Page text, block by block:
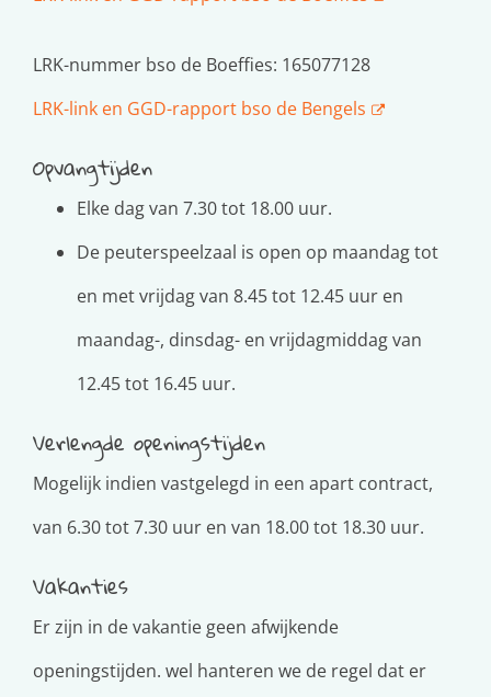
LRK-nummer bso de Boeffies: 165077128
LRK-link en GGD-rapport bso de Bengels
Opvangtijden
Elke dag van 7.30 tot 18.00 uur.
De peuterspeelzaal is open op maandag tot
en met vrijdag van 8.45 tot 12.45 uur en
maandag-, dinsdag- en vrijdagmiddag van
12.45 tot 16.45 uur.
Verlengde openingstijden
Mogelijk indien vastgelegd in een apart contract,
van 6.30 tot 7.30 uur en van 18.00 tot 18.30 uur.
Vakanties
Er zijn in de vakantie geen afwijkende
openingstijden. wel hanteren we de regel dat er